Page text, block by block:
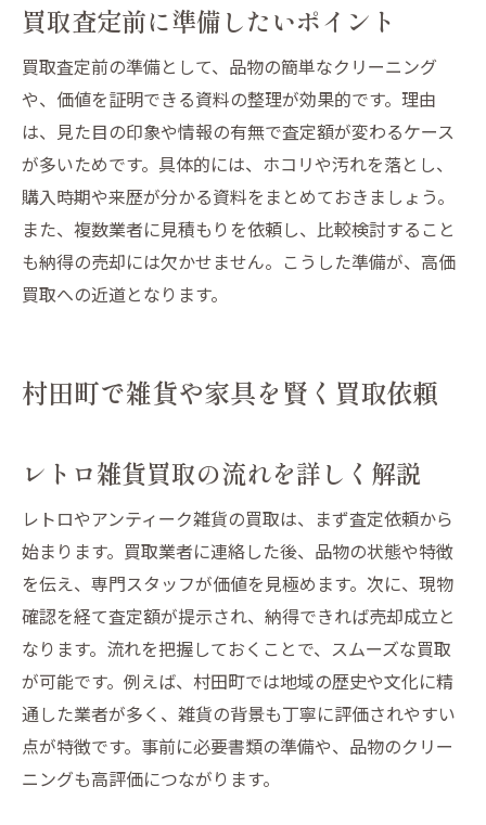
買取査定前に準備したいポイント
買取査定前の準備として、品物の簡単なクリーニング
や、価値を証明できる資料の整理が効果的です。理由
は、見た目の印象や情報の有無で査定額が変わるケース
が多いためです。具体的には、ホコリや汚れを落とし、
購入時期や来歴が分かる資料をまとめておきましょう。
また、複数業者に見積もりを依頼し、比較検討すること
も納得の売却には欠かせません。こうした準備が、高価
買取への近道となります。
村田町で雑貨や家具を賢く買取依頼
レトロ雑貨買取の流れを詳しく解説
レトロやアンティーク雑貨の買取は、まず査定依頼から
始まります。買取業者に連絡した後、品物の状態や特徴
を伝え、専門スタッフが価値を見極めます。次に、現物
確認を経て査定額が提示され、納得できれば売却成立と
なります。流れを把握しておくことで、スムーズな買取
が可能です。例えば、村田町では地域の歴史や文化に精
通した業者が多く、雑貨の背景も丁寧に評価されやすい
点が特徴です。事前に必要書類の準備や、品物のクリー
ニングも高評価につながります。